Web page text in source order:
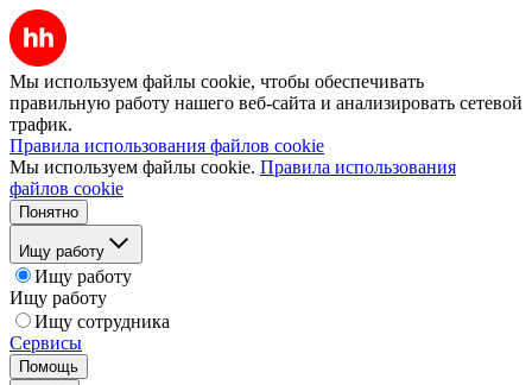
Мы используем файлы cookie, чтобы обеспечивать
правильную работу нашего веб-сайта и анализировать сетевой
трафик.
Правила использования файлов cookie
Мы используем файлы cookie. Правила использования
файлов cookie
Понятно
Ищу работу
Ищу работу
Ищу работу
Ищу сотрудника
Сервисы
Помощь